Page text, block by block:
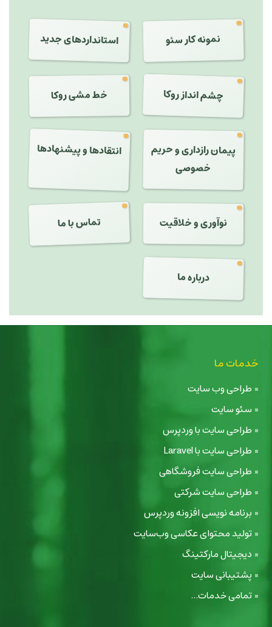
نمونه کار سئو استانداردهای جدید
چشم انداز روکا خط مشی روکا
پیمان رازداری و حریم
خصوصی
انتقادها و پیشنهادها
نوآوری و خلاقیت تماس با ما
درباره ما
خدمات ما
طراحی وب سایت
سئو سایت
طراحی سایت با وردپرس
طراحی سایت با Laravel
طراحی سایت فروشگاهی
طراحی سایت شرکتی
برنامه نویسی افزونه وردپرس
تولید محتوای عکاسی وب‌سایت
دیجیتال مارکتینگ
پشتیبانی سایت
تمامی خدمات...